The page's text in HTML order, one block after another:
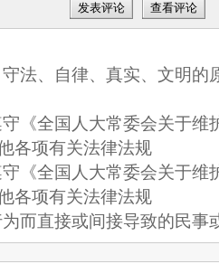
发表评论 查看评论
守法、自律、真实、文明的
守《全国人大常委会关于维
各项有关法律法规
守《全国人大常委会关于维
各项有关法律法规
为而直接或间接导致的民事